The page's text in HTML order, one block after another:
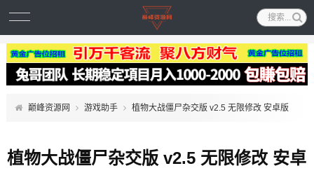
巅峰资源网 游戏助手 植物大战僵尸杂交版 v2.5 无限修改 安卓版
植物大战僵尸杂交版 v2.5 无限修改 安卓